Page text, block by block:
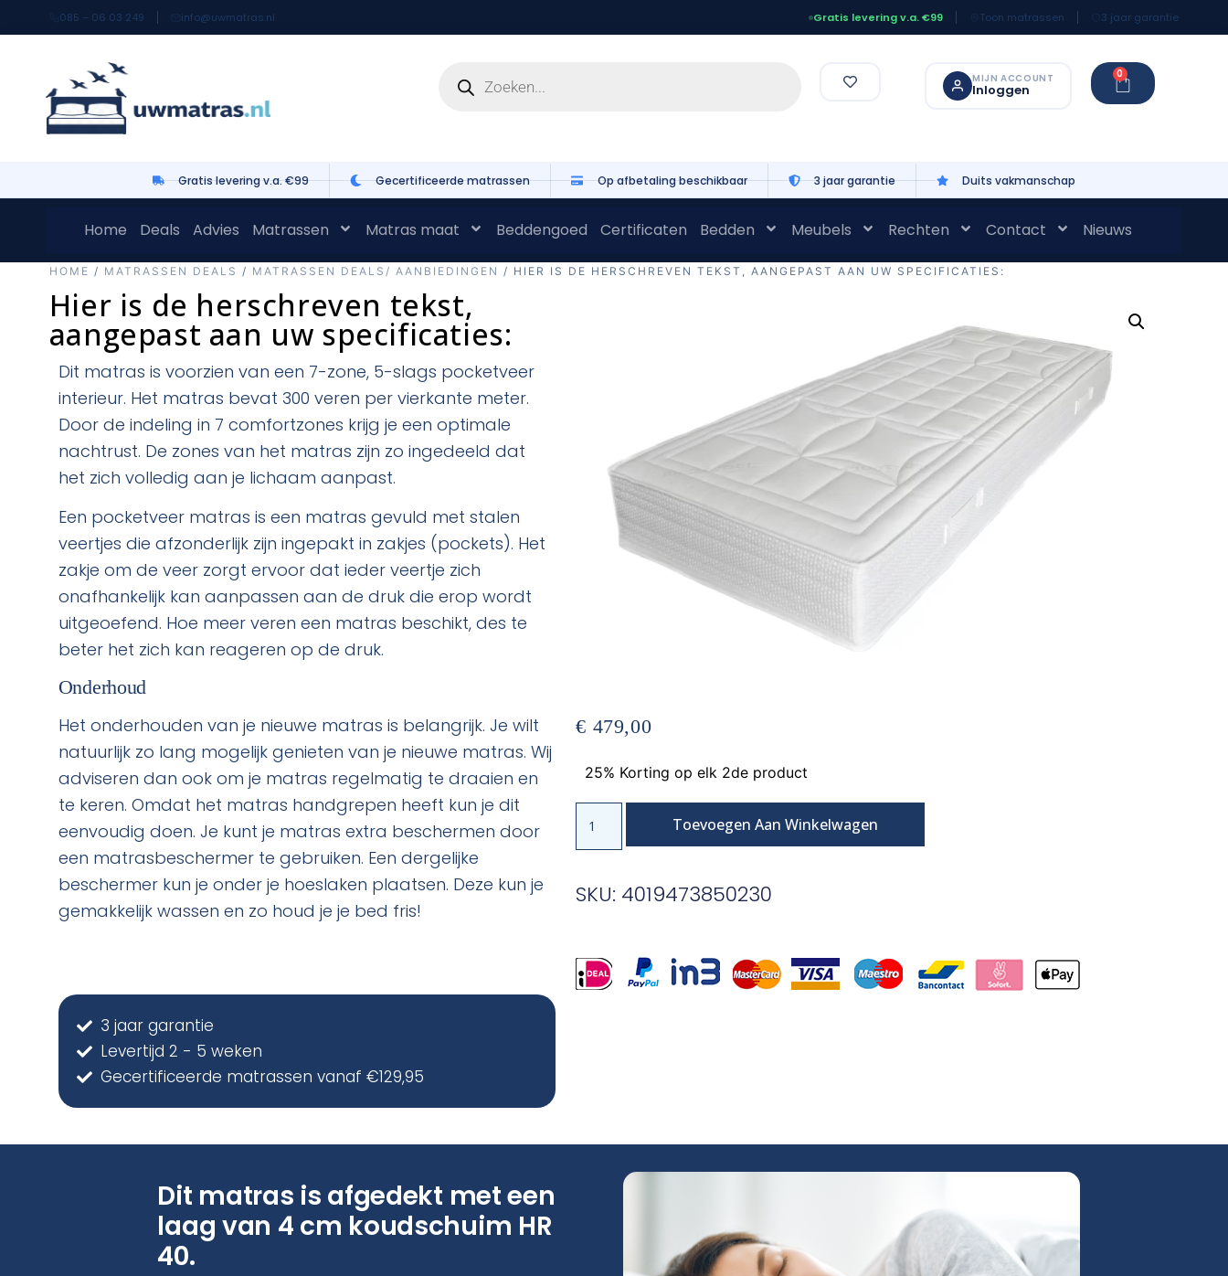
085 – 06 03 249 info@uwmatras.nl Gratis levering v.a. €99 Toon matrassen 3 jaar garantie
MIJN ACCOUNT
Inloggen
0
Gratis levering v.a. €99 Gecertificeerde matrassen Op afbetaling beschikbaar 3 jaar garantie Duits vakmanschap
Home Deals Advies Matrassen Matras maat Beddengoed Certificaten Bedden Meubels Rechten Contact Nieuws
HOME / MATRASSEN DEALS / MATRASSEN DEALS/ AANBIEDINGEN / HIER IS DE HERSCHREVEN TEKST, AANGEPAST AAN UW SPECIFICATIES:
Hier is de herschreven tekst,
aangepast aan uw specificaties:
Dit matras is voorzien van een 7-zone, 5-slags pocketveer
interieur. Het matras bevat 300 veren per vierkante meter.
Door de indeling in 7 comfortzones krijg je een optimale
nachtrust. De zones van het matras zijn zo ingedeeld dat
het zich volledig aan je lichaam aanpast.
Een pocketveer matras is een matras gevuld met stalen
veertjes die afzonderlijk zijn ingepakt in zakjes (pockets). Het
zakje om de veer zorgt ervoor dat ieder veertje zich
onafhankelijk kan aanpassen aan de druk die erop wordt
uitgeoefend. Hoe meer veren een matras beschikt, des te
beter het zich kan reageren op de druk.
Onderhoud
Het onderhouden van je nieuwe matras is belangrijk. Je wilt
natuurlijk zo lang mogelijk genieten van je nieuwe matras. Wij
adviseren dan ook om je matras regelmatig te draaien en
te keren. Omdat het matras handgrepen heeft kun je dit
eenvoudig doen. Je kunt je matras extra beschermen door
een matrasbeschermer te gebruiken. Een dergelijke
beschermer kun je onder je hoeslaken plaatsen. Deze kun je
gemakkelijk wassen en zo houd je je bed fris!
3 jaar garantie
Levertijd 2 - 5 weken
Gecertificeerde matrassen vanaf €129,95
€ 479,00
25% Korting op elk 2de product
Toevoegen Aan Winkelwagen
SKU: 4019473850230
Dit matras is afgedekt met een
laag van 4 cm koudschuim HR
40.